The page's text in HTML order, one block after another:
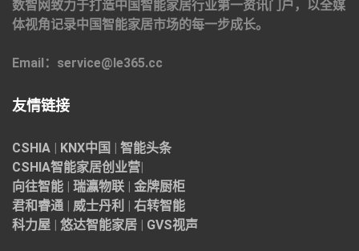
数智网致力于打造中国智能家居行业第一资讯门户，以全媒
体视角记录中国智能家居市场的每一步成长。
Email：service@le365.cc
友情链接
CSHIA KNX中国
智能头条
CSHIA智能家居创业营
向往智能
瑞瀛物联
金牌厨柜
君和睿通
威士丹利
右转智能
科力屋
悠达智能家居 GVS视声